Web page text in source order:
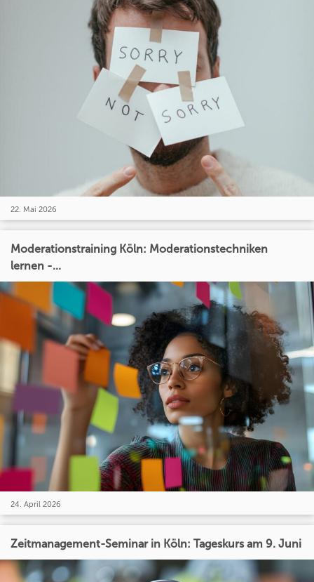
22. Mai 2026
Moderationstraining Köln: Moderationstechniken
lernen -...
24. April 2026
Zeitmanagement-Seminar in Köln: Tageskurs am 9. Juni